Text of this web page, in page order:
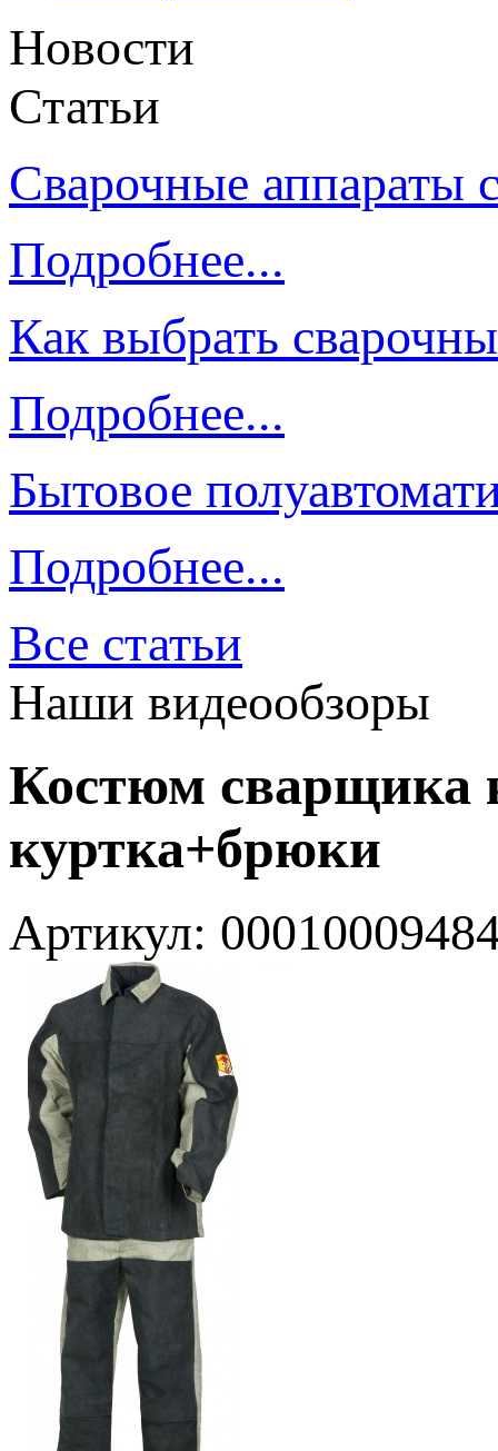
Новости
Статьи
Сварочные аппараты
Подробнее...
Как выбрать
Подробнее...
Бытовое
Подробнее...
Все статьи
Наши видеообзоры
Костюм сварщика
куртка+брюки
Артикул: